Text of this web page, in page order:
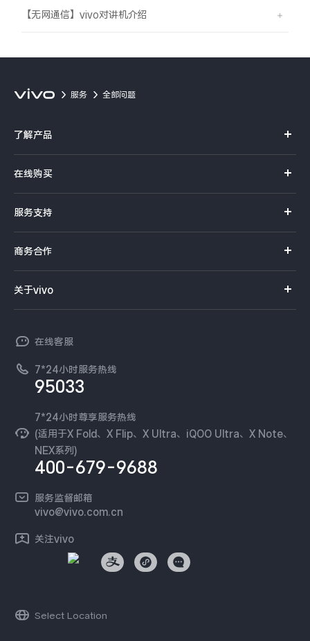
【无网通信】vivo对讲机介绍
服务 全部问题
了解产品
S系列
Y系列
iQOO手机
T系列
NEX系列
在线购买
选购手机
选购配件
订单查询
服务支持
服务网点
查找手机
环保回收
安全公告
服务隐私政策
Log还原LUTs下载
vivo 办公套件
商务合作
开放平台
vivo 企业业务
廉正合规
国补营业执照
无线电发射设备销售备案
关于vivo
工作机会
新闻资讯
可持续发展
vivo 蔡司影像
开发者社区
在线客服
7*24小时服务热线
95033
7*24小时尊享服务热线
(适用于X Fold、X Flip、X Ultra、iQOO Ultra、X Note、
NEX系列)
400-679-9688
服务监督邮箱
vivo@vivo.com.cn
关注vivo
Select Location